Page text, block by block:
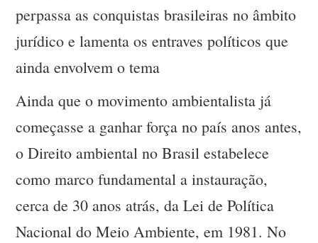
perpassa as conquistas brasileiras no âmbito
jurídico e lamenta os entraves políticos que
ainda envolvem o tema
Ainda que o movimento ambientalista já
começasse a ganhar força no país anos antes,
o Direito ambiental no Brasil estabelece
como marco fundamental a instauração,
cerca de 30 anos atrás, da Lei de Política
Nacional do Meio Ambiente, em 1981. No